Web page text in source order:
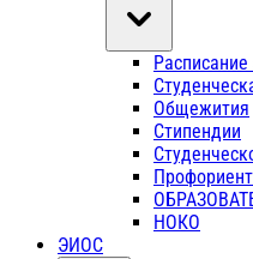
Расписание
Общежития
Стипендии
НОКО
ЭИОС